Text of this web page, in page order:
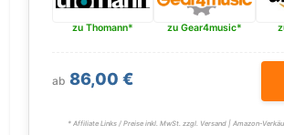
zu Thomann* zu Gear4music*
ab 86,00 €
* Affiliate Links / Preise inkl. MwSt. zzgl. Versand | Amazon-